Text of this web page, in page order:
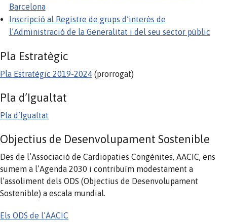
Barcelona
Inscripció al Registre de grups d’interès de
l’Administració de la Generalitat i del seu sector públic
Pla Estratègic
Pla Estratègic 2019-2024 (prorrogat)
Pla d’Igualtat
Pla d’Igualtat
Objectius de Desenvolupament Sostenible
Des de l’Associació de Cardiopaties Congènites, AACIC, ens
sumem a l’Agenda 2030 i contribuïm modestament a
l’assoliment dels ODS (Objectius de Desenvolupament
Sostenible) a escala mundial.
Els ODS de l’AACIC